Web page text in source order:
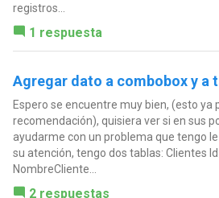
registros...
1 respuesta
Agregar dato a combobox y a
Espero se encuentre muy bien, (esto ya
recomendación), quisiera ver si en sus
ayudarme con un problema que tengo
su atención, tengo dos tablas: Clientes
NombreCliente...
2 respuestas